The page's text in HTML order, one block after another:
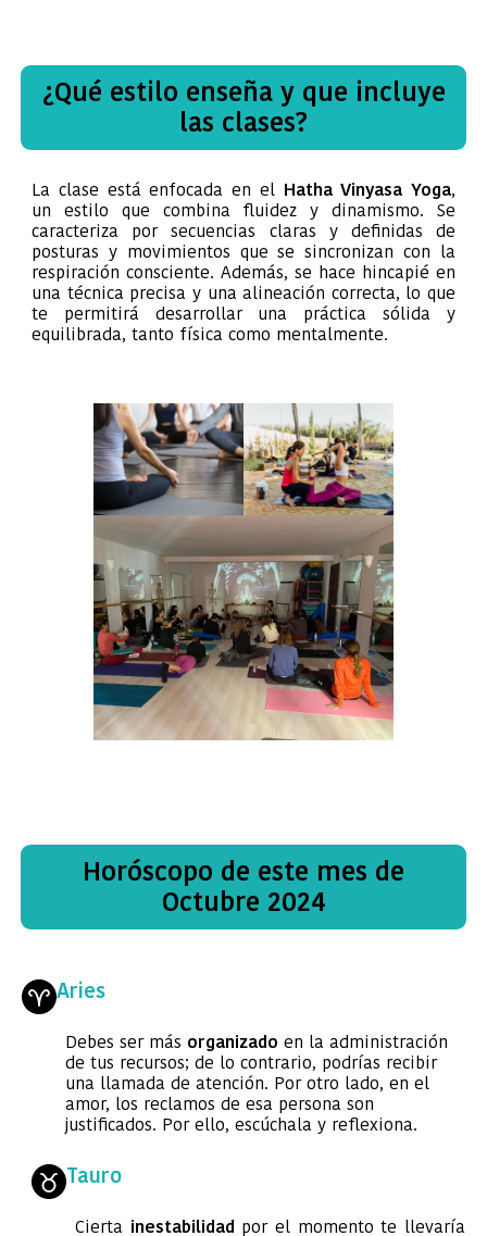
¿Qué estilo enseña y que incluye
las clases?
La clase está enfocada en el Hatha Vinyasa Yoga,
un estilo que combina fluidez y dinamismo. Se
caracteriza por secuencias claras y definidas de
posturas y movimientos que se sincronizan con la
respiración consciente. Además, se hace hincapié en
una técnica precisa y una alineación correcta, lo que
te permitirá desarrollar una práctica sólida y
equilibrada, tanto física como mentalmente.
Horóscopo de este mes de
Octubre 2024
Aries
Debes ser más organizado en la administración
de tus recursos; de lo contrario, podrías recibir
una llamada de atención. Por otro lado, en el
amor, los reclamos de esa persona son
justificados. Por ello, escúchala y reflexiona.
Tauro
Cierta inestabilidad por el momento te llevaría